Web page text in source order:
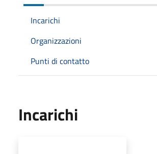
Incarichi
Organizzazioni
Punti di contatto
Incarichi